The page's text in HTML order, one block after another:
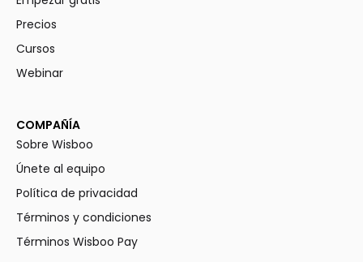
Precios
Cursos
Webinar
COMPAÑÍA
Sobre Wisboo
Únete al equipo
Política de privacidad
Términos y condiciones
Términos Wisboo Pay